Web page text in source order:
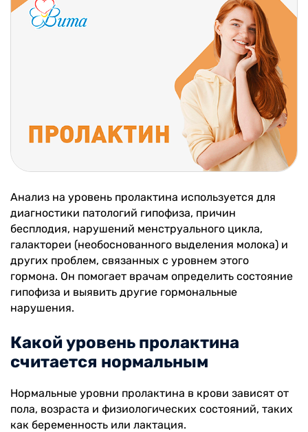
Анализ на уровень пролактина используется для
диагностики патологий гипофиза, причин
бесплодия, нарушений менструального цикла,
галактореи (необоснованного выделения молока) и
других проблем, связанных с уровнем этого
гормона. Он помогает врачам определить состояние
гипофиза и выявить другие гормональные
нарушения.
Какой уровень пролактина
считается нормальным
Нормальные уровни пролактина в крови зависят от
пола, возраста и физиологических состояний, таких
как беременность или лактация.